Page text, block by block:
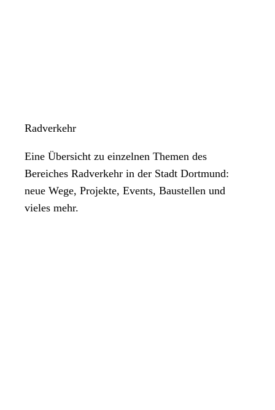
Radverkehr
Eine Übersicht zu einzelnen Themen des
Bereiches Radverkehr in der Stadt Dortmund:
neue Wege, Projekte, Events, Baustellen und
vieles mehr.